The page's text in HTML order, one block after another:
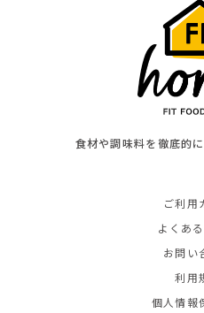
食材や調味料を徹底的
ご利用
よくあ
お問い
利用
個人情報